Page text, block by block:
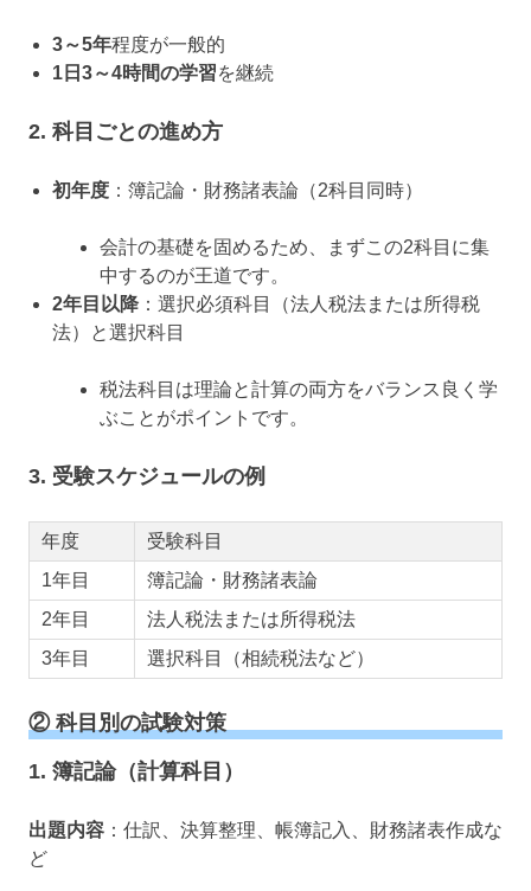
3～5年程度が一般的
1日3～4時間の学習を継続
2. 科目ごとの進め方
初年度 ：簿記論・財務諸表論（2科目同時）
会計の基礎を固めるため、まずこの2科目に集
中するのが王道です。
2年目以降 ：選択必須科目（法人税法または所得税
法）と選択科目
税法科目は理論と計算の両方をバランス良く学
ぶことがポイントです。
3. 受験スケジュールの例
年度
受験科目
1年目
簿記論・財務諸表論
2年目
法人税法または所得税法
3年目
選択科目（相続税法など）
② 科目別の試験対策
1. 簿記論（計算科目）
出題内容 ：仕訳、決算整理、帳簿記入、財務諸表作成な
ど